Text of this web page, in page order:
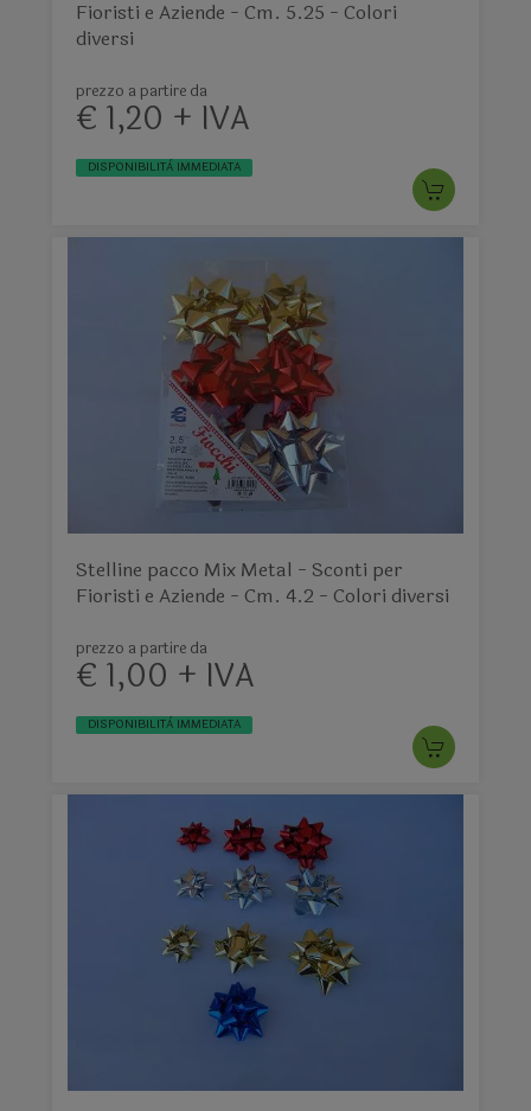
Fioristi e Aziende - Cm. 5.25 - Colori
diversi
prezzo a partire da
€ 1,20 + IVA
DISPONIBILITÀ IMMEDIATA
Stelline pacco Mix Metal - Sconti per
Fioristi e Aziende - Cm. 4.2 - Colori diversi
prezzo a partire da
€ 1,00 + IVA
DISPONIBILITÀ IMMEDIATA